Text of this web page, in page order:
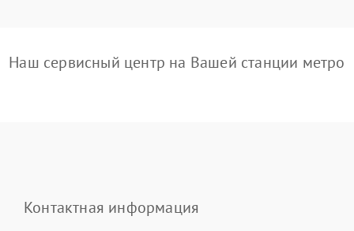
Наш сервисный центр на Вашей станции метро
Контактная информация